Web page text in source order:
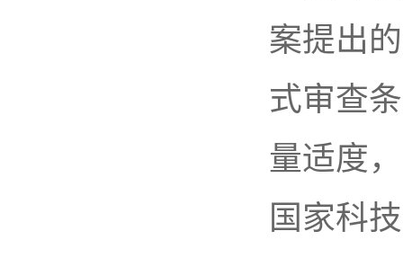
案提出
式审查
量适度
国家科